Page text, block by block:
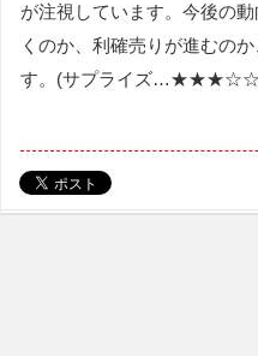
が注視しています。今後の
くのか、利確売りが進むの
す。(サプライズ